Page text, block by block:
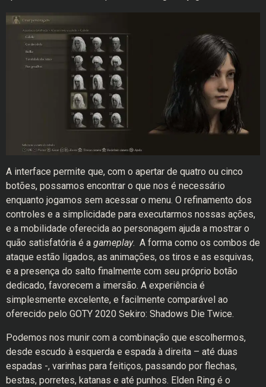
A interface permite que, com o apertar de quatro ou cinco
botões, possamos encontrar o que nos é necessário
enquanto jogamos sem acessar o menu. O refinamento dos
controles e a simplicidade para executarmos nossas ações,
e a mobilidade oferecida ao personagem ajuda a mostrar o
quão satisfatória é a gameplay. A forma como os combos de
ataque estão ligados, as animações, os tiros e as esquivas,
e a presença do salto finalmente com seu próprio botão
dedicado, favorecem a imersão. A experiência é
simplesmente excelente, e facilmente comparável ao
oferecido pelo GOTY 2020 Sekiro: Shadows Die Twice.
Podemos nos munir com a combinação que escolhermos,
desde escudo à esquerda e espada à direita – até duas
espadas -, varinhas para feitiços, passando por flechas,
bestas, porretes, katanas e até punhos. Elden Ring é o